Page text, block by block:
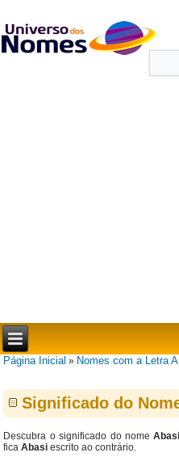
Página Inicial » Nomes com a Letra A
Significado do
Descubra o significado do nomeAbasi
ficaAbasi escrito ao contrário.